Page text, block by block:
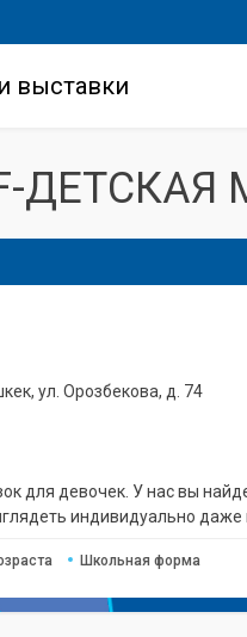
выставки
ДЕТСКАЯ
ул. Орозбекова, д. 74
для девочек. У нас вы
индивидуально даже
Школьная форма